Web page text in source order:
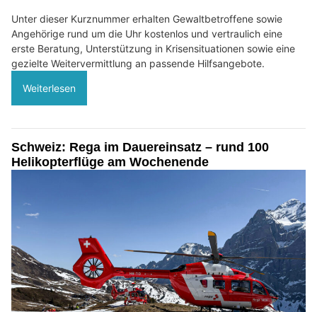
Unter dieser Kurznummer erhalten Gewaltbetroffene sowie
Angehörige rund um die Uhr kostenlos und vertraulich eine
erste Beratung, Unterstützung in Krisensituationen sowie eine
gezielte Weitervermittlung an passende Hilfsangebote.
Weiterlesen
Schweiz: Rega im Dauereinsatz – rund 100
Helikopterflüge am Wochenende